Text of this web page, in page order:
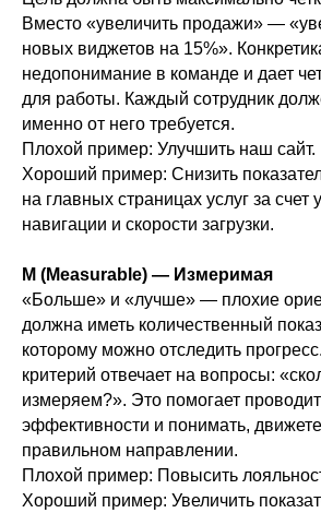
Вместо «увеличить продажи» —
новых виджетов на 15%».
недопонимание в команде и дает
для работы. Каждый сотрудник
именно от него требуется.
Плохой пример: Улучшить наш сайт.
Хороший пример: Снизить
на главных страницах услуг за счет
навигации и скорости загрузки.
M (Measurable) — Измеримая
«Больше» и «лучше» — плохие
должна иметь количественный
которому можно отследить
критерий отвечает на вопросы:
измеряем?». Это помогает
эффективности и понимать,
правильном направлении.
Плохой пример: Повысить
Хороший пример: Увеличить